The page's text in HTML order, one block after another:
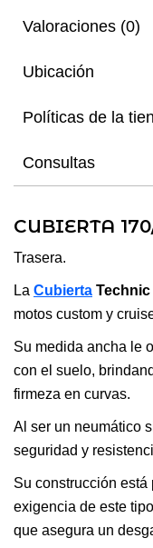
Valoraciones (0)
Ubicación
Políticas de la
Consultas
CUBIERTA
Trasera.
La Cubierta Technic
motos custom y
Su medida ancha le
con el suelo,
firmeza en curvas.
Al ser un neumático
seguridad y
Su construcción
exigencia de este
que asegura un